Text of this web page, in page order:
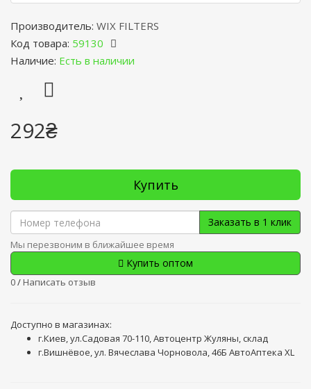
Производитель: WIX FILTERS
Код товара: 59130
Наличие: Есть в наличии
292₴
Купить
Заказать в 1 клик
Мы перезвоним в ближайшее время
Купить оптом
0/ Написать отзыв
Доступно в магазинах:
г.Киев, ул.Садовая 70-110, Автоцентр Жуляны, склад
г.Вишнёвое, ул. Вячеслава Чорновола, 46Б АвтоАптека XL